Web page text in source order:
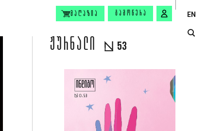
ᲛᲐᲦᲐᲖᲘᲐ ᲒᲐᲛᲝᲬᲔᲠᲐ EN
ᲟᲣᲠᲜᲐᲚᲘ 53